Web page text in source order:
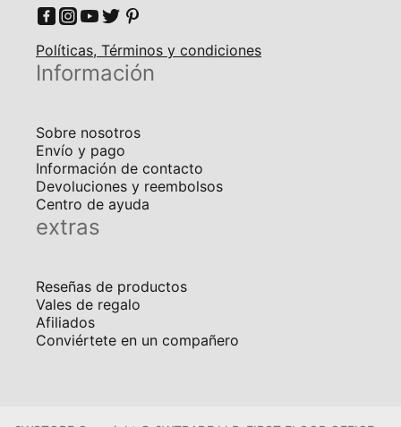
Políticas, Términos y condiciones
Información
Sobre nosotros
Envío y pago
Información de contacto
Devoluciones y reembolsos
Centro de ayuda
extras
Reseñas de productos
Vales de regalo
Afiliados
Conviértete en un compañero